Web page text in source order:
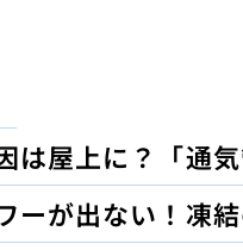
は屋上に？「通
ーが出ない！凍